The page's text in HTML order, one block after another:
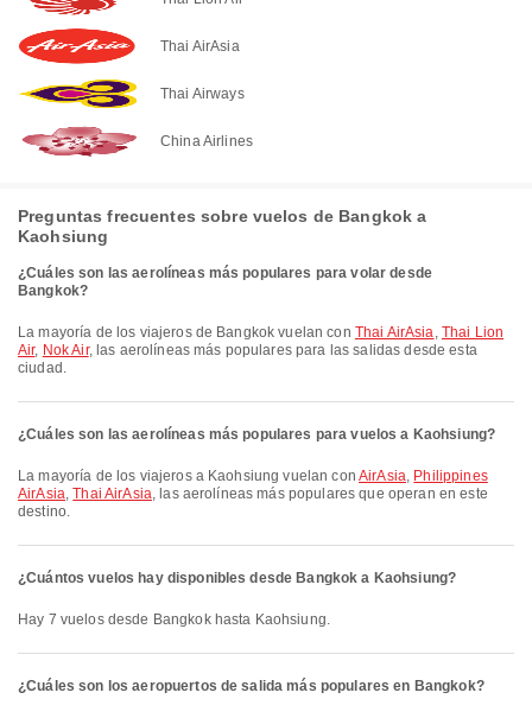
Thai AirAsia
Thai Airways
China Airlines
Preguntas frecuentes sobre vuelos de Bangkok a
Kaohsiung
¿Cuáles son las aerolíneas más populares para volar desde
Bangkok?
La mayoría de los viajeros de Bangkok vuelan con Thai AirAsia, Thai Lion
Air, Nok Air, las aerolíneas más populares para las salidas desde esta
ciudad.
¿Cuáles son las aerolíneas más populares para vuelos a Kaohsiung?
La mayoría de los viajeros a Kaohsiung vuelan conAirAsia, Philippines
AirAsia,Thai AirAsia, las aerolíneas más populares que operan en este
destino.
¿Cuántos vuelos hay disponibles desde Bangkok a Kaohsiung?
Hay 7 vuelos desde Bangkok hasta Kaohsiung.
¿Cuáles son los aeropuertos de salida más populares en Bangkok?